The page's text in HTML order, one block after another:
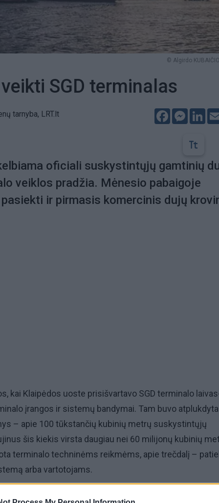
© Algirdo
SGD terminalas
tarnyba, LRT.lt Facebook
oficiali suskystintųjų gamtinių
veiklos pradžia. Mėnesio pabaigoje
ir pirmasis komercinis dujų
kai Klaipėdos uoste prisišvartavo SGD terminalo
įrangos ir sistemų bandymai. Tam buvo
– apie 100 tūkstančių kubinių metrų suskystintųjų
šis kiekis virsta daugiau nei 60 milijonų kubinių
terminalo techninėms reikmėms, apie trečdalį –
arba vartotojams.
turėtų švartuotis dujovežis su pirmuoju